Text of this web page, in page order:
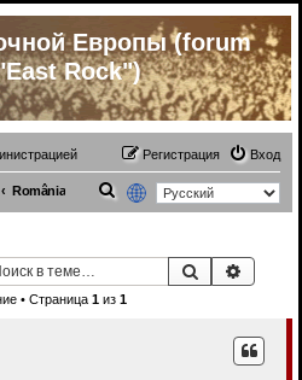
Европы (forum
Rock")
Вход
Регистрация
România
к
Поиск
• Страница 1из 1